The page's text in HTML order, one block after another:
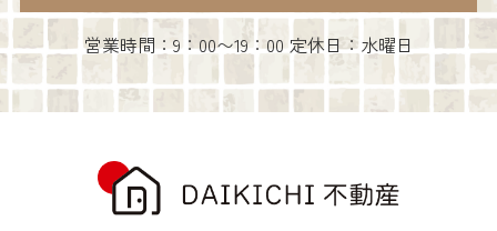
営業時間：9：00〜19：00 定休日：水曜日